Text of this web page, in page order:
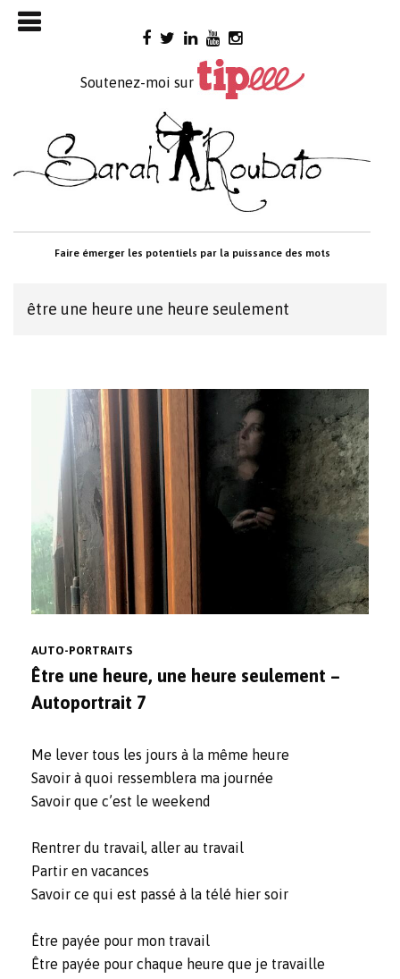
Skip
to
Soutenez-moi sur
Faire émerger les potentiels par la puissance des mots

être une heure une heure seulement
AUTO-PORTRAITS
Être une heure, une heure seulement –
Autoportrait 7
Me lever tous les jours à la même heure
Savoir à quoi ressemblera ma journée
Savoir que c’est le weekend
Rentrer du travail, aller au travail
Partir en vacances
Savoir ce qui est passé à la télé hier soir
Être payée pour mon travail
Être payée pour chaque heure que je travaille